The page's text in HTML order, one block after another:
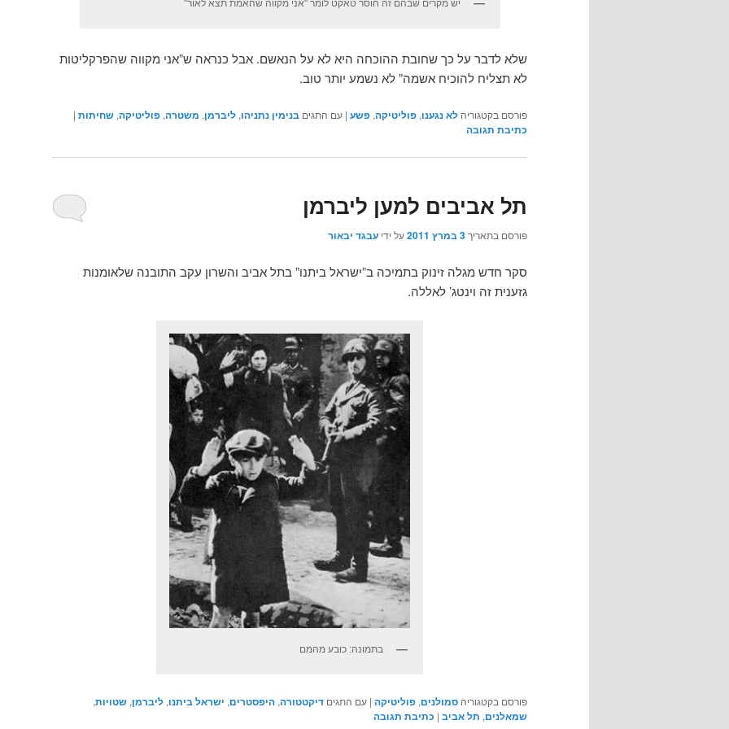
יש מקרים שבהם זה חוסר טאקט לומר "אני מקווה שהאמת תצא לאור"
שלא לדבר על כך שחובת ההוכחה היא לא על הנאשם. אבל כנראה ש”אני מקווה שהפרקליטות
לא תצליח להוכיח אשמה” לא נשמע יותר טוב.
פורסם בקטגוריה לא נגענו, פוליטיקה, פשע | עם התגים בנימין נתניהו, ליברמן, משטרה, פוליטיקה, שחיתות |
כתיבת תגובה
תל אביבים למען ליברמן
פורסם בתאריך3 במרץ 2011 על ידי עבגד יבאור
סקר חדש מגלה זינוק בתמיכה ב”ישראל ביתנו” בתל אביב והשרון עקב התובנה שלאומנות
גזענית זה וינטג’ לאללה.
בתמונה: כובע מהמם
פורסם בקטגוריה סמולנים, פוליטיקה | עם התגים דיקטטורה, היפסטרים, ישראל ביתנו, ליברמן, שטויות,
שמאלנים, תל אביב | כתיבת תגובה